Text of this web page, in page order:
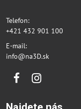
Telefon:
+421 432 901 100
E-mail:
info@na3D.sk
FacebookInstagram